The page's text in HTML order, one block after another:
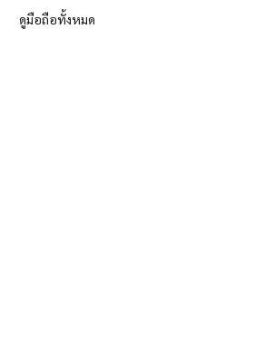
ดูมือถือทั้งหมด